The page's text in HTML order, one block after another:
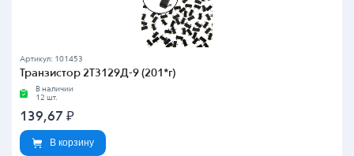
Артикул: 101453
Транзистор 2Т3129Д-9 (201*г)
В наличии
12 шт.
139,67 ₽
В корзину